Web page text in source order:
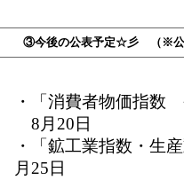
③今後の公表予定☆彡 （※公
・「消費
8月20日
・「鉱工業指数
月25日